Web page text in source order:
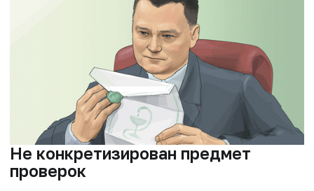
Не конкретизирован предмет
проверок